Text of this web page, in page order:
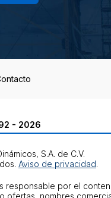
- 2026
S.A. de C.V.
Aviso de privacidad.
responsable por el
ofertas, nombres